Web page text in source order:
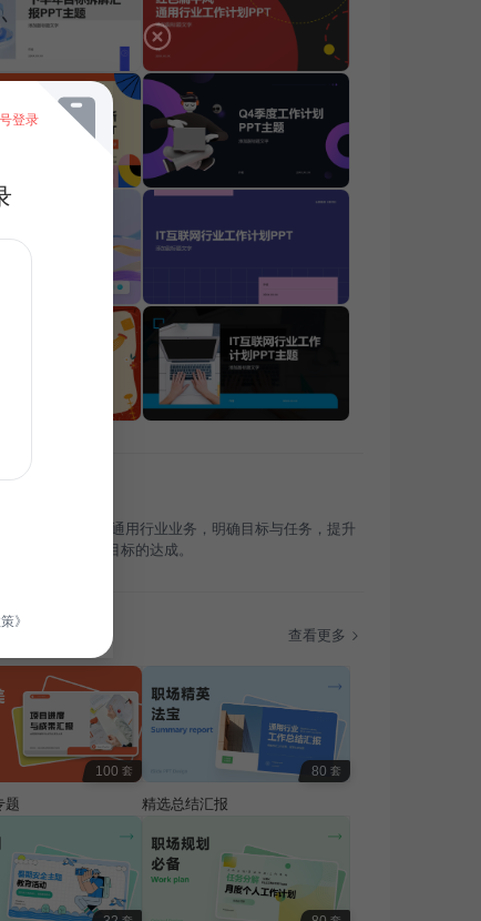
作计划旨在梳理通用行业业务，明确目标与任务，提升
，确保全年工作目标的达成。
查看更多
100 套
题
80 套
精选总结汇报
登录
》